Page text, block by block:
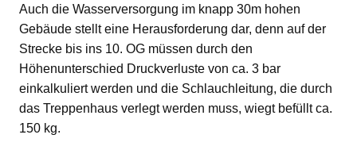
Auch die Wasserversorgung im knapp 30m hohen
Gebäude stellt eine Herausforderung dar, denn auf der
Strecke bis ins 10. OG müssen durch den
Höhenunterschied Druckverluste von ca. 3 bar
einkalkuliert werden und die Schlauchleitung, die durch
das Treppenhaus verlegt werden muss, wiegt befüllt ca.
150 kg.